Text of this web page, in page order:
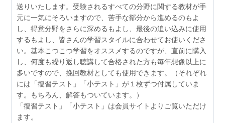
送りいたします。受験されるすべての分野に関する教材が手
元に一気にそろいますので、苦手な部分から進めるのもよ
し、得意分野をさらに深めるもよし、最後の追い込みに使用
するもよし、皆さんの学習スタイルに合わせてお使いくださ
い。基本こつこつ学習をオススメするのですが、直前に購入
し、何度も繰り返し聴講して合格された方も毎年想像以上に
多いですので、挽回教材としても使用できます。（それぞれ
には「復習テスト」「小テスト」が１枚ずつ付属していま
す。もちろん、解答もついています。）
「復習テスト」「小テスト」は会員サイトよりご覧いただけ
ます。